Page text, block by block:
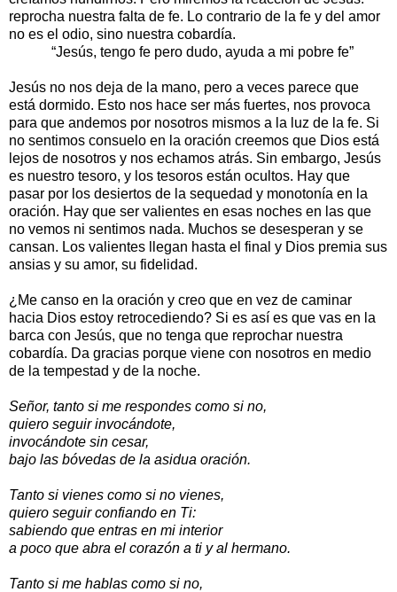
reprocha nuestra falta de fe. Lo contrario de la fe y del amor
no es el odio, sino nuestra cobardía.
“Jesús, tengo fe pero dudo, ayuda a mi pobre fe”
Jesús no nos deja de la mano, pero a veces parece que
está dormido. Esto nos hace ser más fuertes, nos provoca
para que andemos por nosotros mismos a la luz de la fe. Si
no sentimos consuelo en la oración creemos que Dios está
lejos de nosotros y nos echamos atrás. Sin embargo, Jesús
es nuestro tesoro, y los tesoros están ocultos. Hay que
pasar por los desiertos de la sequedad y monotonía en la
oración. Hay que ser valientes en esas noches en las que
no vemos ni sentimos nada. Muchos se desesperan y se
cansan. Los valientes llegan hasta el final y Dios premia sus
ansias y su amor, su fidelidad.
¿Me canso en la oración y creo que en vez de caminar
hacia Dios estoy retrocediendo? Si es así es que vas en la
barca con Jesús, que no tenga que reprochar nuestra
cobardía. Da gracias porque viene con nosotros en medio
de la tempestad y de la noche.
Señor, tanto si me respondes como si no,
quiero seguir invocándote,
invocándote sin cesar,
bajo las bóvedas de la asidua oración.
Tanto si vienes como si no vienes,
quiero seguir confiando en Ti:
sabiendo que entras en mi interior
a poco que abra el corazón a ti y al hermano.
Tanto si me hablas como si no,